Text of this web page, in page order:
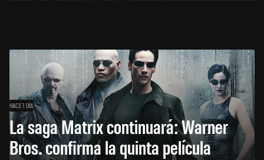
HACE 1 DÍA
La saga Matrix continuará: Warner
Bros. confirma la quinta película